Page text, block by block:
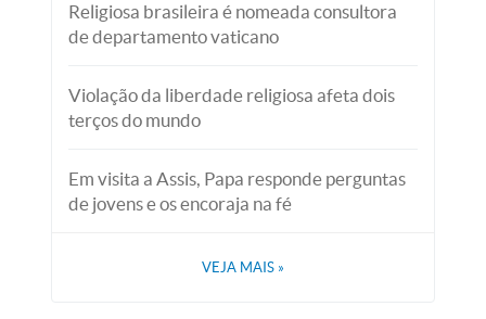
Religiosa brasileira é nomeada consultora
de departamento vaticano
Violação da liberdade religiosa afeta dois
terços do mundo
Em visita a Assis, Papa responde perguntas
de jovens e os encoraja na fé
VEJA MAIS »